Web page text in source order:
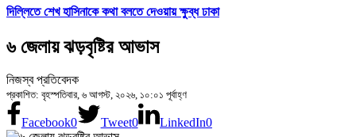
দিল্লিতে শেখ হাসিনাকে কথা বলতে দেওয়ায় ক্ষুব্ধ ঢাকা
৬ জেলায় ঝড়বৃষ্টির আভাস
নিজস্ব প্রতিবেদক
প্রকাশিত: বৃহস্পতিবার, ৬ আগস্ট, ২০২৬, ১০:০১ পূর্বাহ্ণ
Facebook0 Tweet0 LinkedIn0